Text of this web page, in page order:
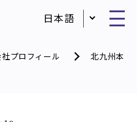
社プロフィール
北九州本